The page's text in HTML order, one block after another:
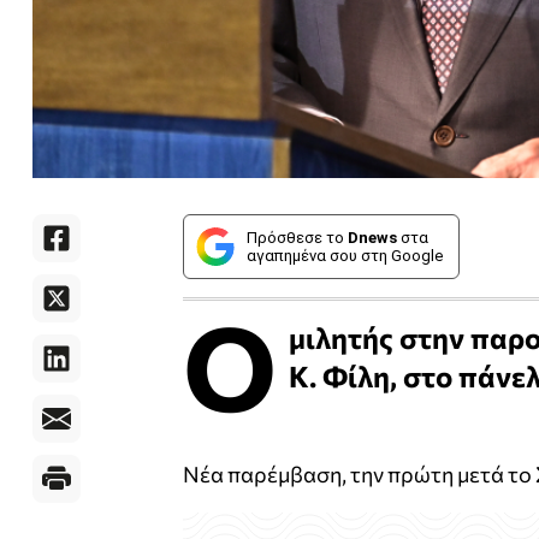
Πρόσθεσε το Dnews στα
αγαπημένα σου στη Google
Ο μιλητής στην
Κ. Φίλη, στο
Νέα παρέμβαση, την πρώτη μετά το